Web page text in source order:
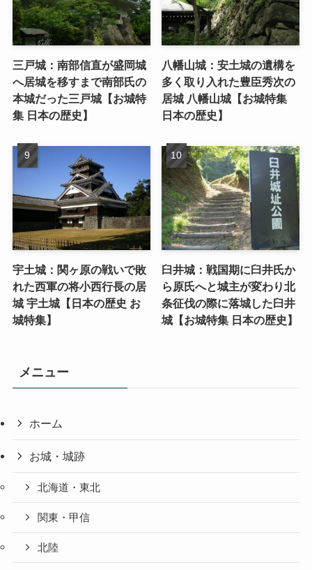
三戸城：南部信直が盛岡城
へ居城を移すまで南部氏の
本城だった三戸城【お城特
集 日本の歴史】
八幡山城：安土城の遺構を
多く取り入れた豊臣秀次の
居城 八幡山城【お城特集
日本の歴史】
宇土城：関ヶ原の戦いで敗
れた西軍の将小西行長の居
城 宇土城【日本の歴史 お
城特集】
臼井城：戦国期に臼井氏か
ら原氏へと城主が変わり北
条征伐の際に落城した臼井
城【お城特集 日本の歴史】
メニュー
ホーム
お城・城跡
北海道・東北
関東・甲信
北陸